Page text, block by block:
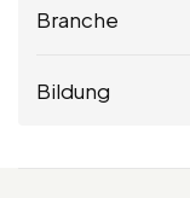
Branche
Bildung